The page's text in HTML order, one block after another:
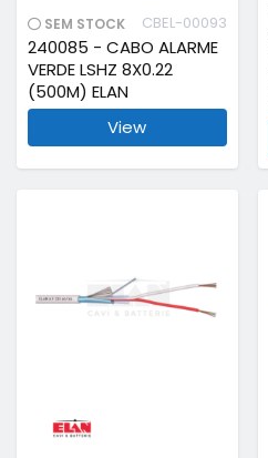
SEM STOCK CBEL-00093
240085 - CABO ALARME
VERDE LSHZ 8X0.22
(500M) ELAN
View